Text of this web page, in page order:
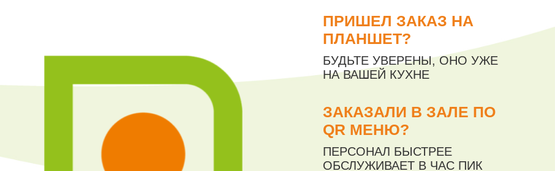
ПРИШЕЛ ЗАКАЗ НА
ПЛАНШЕТ?
БУДЬТЕ УВЕРЕНЫ, ОНО УЖЕ
НА ВАШЕЙ КУХНЕ
ЗАКАЗАЛИ В ЗАЛЕ ПО
QR МЕНЮ?
ПЕРСОНАЛ БЫСТРЕЕ
ОБСЛУЖИВАЕТ В ЧАС ПИК